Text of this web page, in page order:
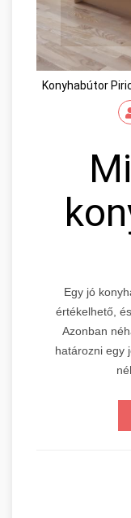
Konyhabútor
Egy jó
értékelhető,
Azonban
határozni egy